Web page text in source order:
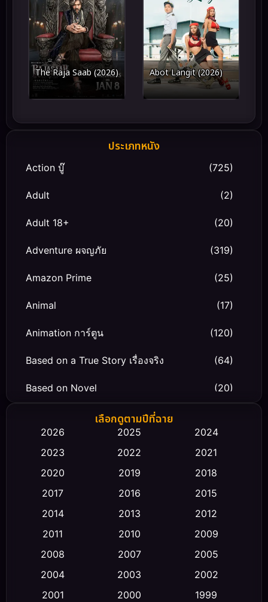
The Raja Saab (2026) Abot Langit (2026)
ประเภทหนัง
Action บู๊ (725)
Adult (2)
Adult 18+ (20)
Adventure ผจญภัย (319)
Amazon Prime (25)
Animal (17)
Animation การ์ตูน (120)
Based on a True Story เรื่องจริง (64)
Based on Novel (20)
Biography ชีวิตจริง
Classic หนังคลาสสิก (23)
Comedy ตลก (470)
Conspiracy
Crime อาชญากรรม (352)
เลือกดูตามปีที่ฉาย
2026 2025
2024
2023
2022
2021
2020
2019
2018
2017
2016
2015
2014
2013
2012
2011
2010
2009
2008
2007
2005
2004
2003
2002
2001
2000
1999